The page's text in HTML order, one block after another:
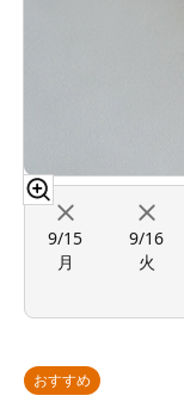
9/15
月
9/16
火
おすすめ